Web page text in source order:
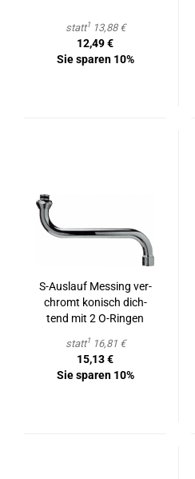
statt113,88 €
12,49 €
Sie sparen 10%
S-​Aus­lauf Mes­sing ver­
chromt ko­nisch dich­
tend mit 2 O-​Rin­gen
statt116,81 €
15,13 €
Sie sparen 10%